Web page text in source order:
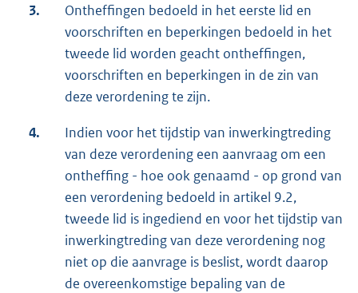
3.
Ontheffingen bedoeld in het eerste lid en
voorschriften en beperkingen bedoeld in het
tweede lid worden geacht ontheffingen,
voorschriften en beperkingen in de zin van
deze verordening te zijn.
4.
Indien voor het tijdstip van inwerkingtreding
van deze verordening een aanvraag om een
ontheffing - hoe ook genaamd - op grond van
een verordening bedoeld in artikel 9.2,
tweede lid is ingediend en voor het tijdstip van
inwerkingtreding van deze verordening nog
niet op die aanvrage is beslist, wordt daarop
de overeenkomstige bepaling van de